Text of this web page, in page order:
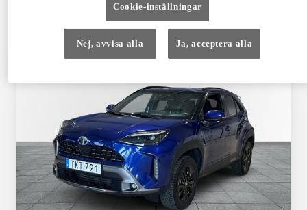
12 månaders vägassistans
Cookie-inställningar
Nej, avvisa alla Ja, acceptera alla